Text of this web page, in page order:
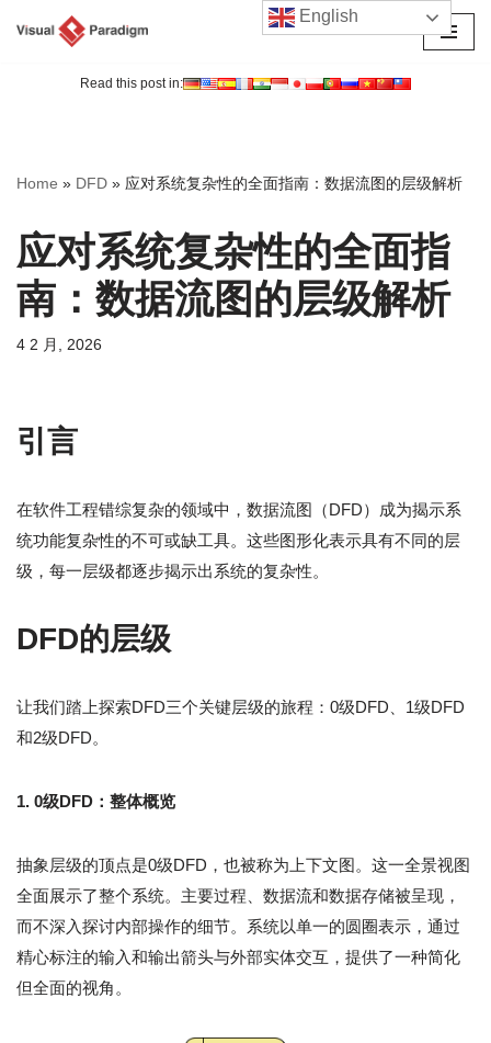
Read this post in:
Home » DFD » 应对系统复杂性的全面指南：数据流图的层级解析
应对系统复杂性的全面指
南：数据流图的层级解析
4 2 月, 2026
引言
在软件工程错综复杂的领域中，数据流图（DFD）成为揭示系
统功能复杂性的不可或缺工具。这些图形化表示具有不同的层
级，每一层级都逐步揭示出系统的复杂性。
DFD的层级
让我们踏上探索DFD三个关键层级的旅程：0级DFD、1级DFD
和2级DFD。
1. 0级DFD：整体概览
抽象层级的顶点是0级DFD，也被称为上下文图。这一全景视图
全面展示了整个系统。主要过程、数据流和数据存储被呈现，
而不深入探讨内部操作的细节。系统以单一的圆圈表示，通过
精心标注的输入和输出箭头与外部实体交互，提供了一种简化
但全面的视角。
English